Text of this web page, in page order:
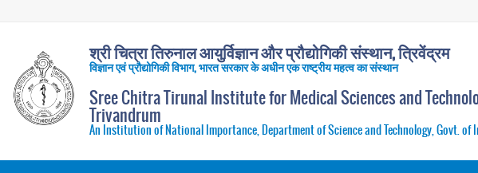
श्री चित्रा तिरुनाल आयुर्विज्ञान और प्रौद्योगिकी संस्थान, त्रिवेंद्रम
विज्ञान एवं प्रौद्योगिकी विभाग, भारत सरकार के अधीन एक राष्ट्रीय महत्व का संस्थान
Sree Chitra Tirunal Institute for Medical Sciences and
Trivandrum
An Institution of National Importance, Department of Science and Technology, Govt. of